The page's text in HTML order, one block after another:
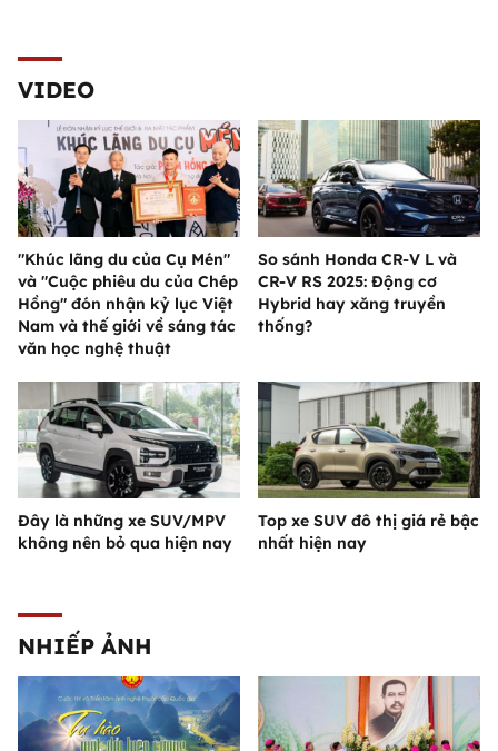
VIDEO
"Khúc lãng du của Cụ Mén"
và "Cuộc phiêu du của Chép
Hồng" đón nhận kỷ lục Việt
Nam và thế giới về sáng tác
văn học nghệ thuật
So sánh Honda CR-V L và
CR-V RS 2025: Động cơ
Hybrid hay xăng truyền
thống?
Đây là những xe SUV/MPV
không nên bỏ qua hiện nay
Top xe SUV đô thị giá rẻ bậc
nhất hiện nay
NHIẾP ẢNH